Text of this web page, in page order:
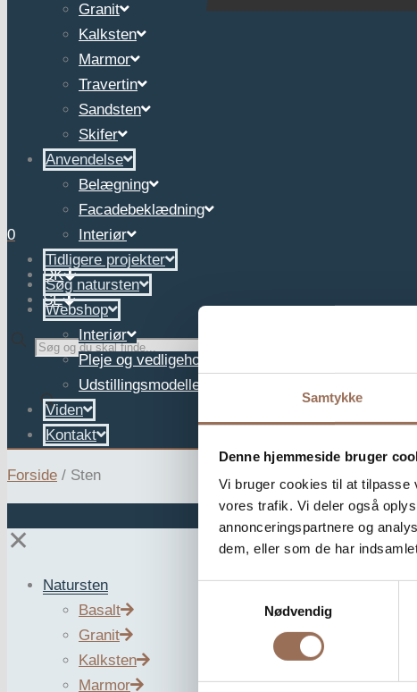
Samtykke
Denne hjemmeside bruger
Vi bruger cookies til at tilpasse
vores trafik. Vi deler også
annonceringspartnere og
dem, eller som de har
Nødvendig
0
DK
SE
Granit
Kalksten
Marmor
Travertin
Sandsten
Skifer
Anvendelse
Belægning
Facadebeklædning
Interiør
Tidligere projekter
Søg natursten
Webshop
Interiør
Pleje og vedligehold
Udstillingsmodeller
Viden
Kontakt
Forside / Sten
✕
Natursten
Basalt
Granit
Kalksten
Marmor